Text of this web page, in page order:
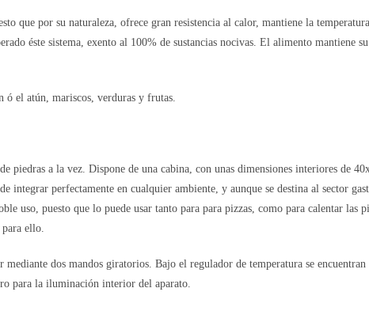
que por su naturaleza, ofrece gran resistencia al calor, mantiene la
éste sistema, exento al 100% de sustancias nocivas. El alimento mantiene
ó el atún, mariscos, verduras y frutas.
piedras a la vez. Dispone de una cabina, con unas dimensiones interiores de
integrar perfectamente en cualquier ambiente, y aunque se destina al sector
uso, puesto que lo puede usar tanto para para pizzas, como para calentar las
para ello.
mediante dos mandos giratorios. Bajo el regulador de temperatura se
para la iluminación interior del aparato.